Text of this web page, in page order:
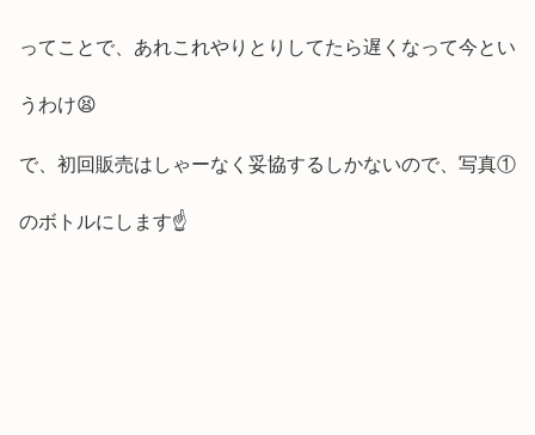
ってことで、あれこれやりとりしてたら遅くなって今とい
うわけ😫
で、初回販売はしゃーなく妥協するしかないので、写真①
のボトルにします☝️